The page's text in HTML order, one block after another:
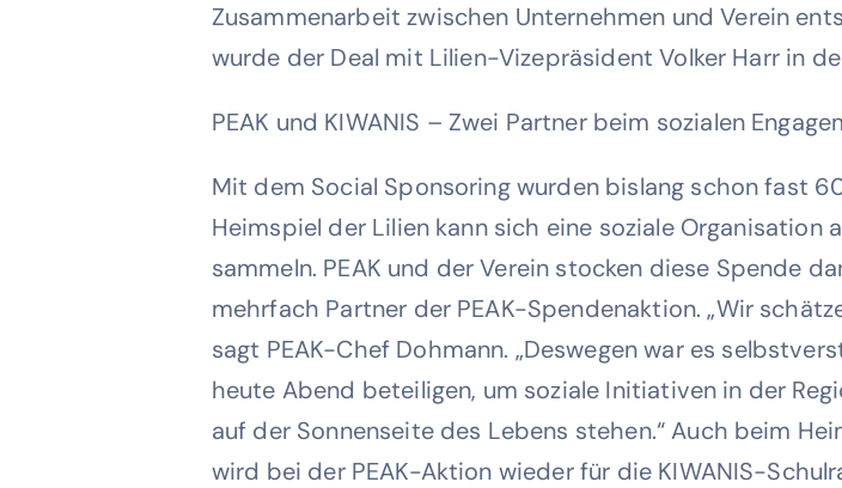
Zusammenarbeit zwischen Unternehmen und Verein
wurde der Deal mit Lilien-Vizepräsident Volker Harr in
PEAK und KIWANIS – Zwei Partner beim sozialen
Mit dem Social Sponsoring wurden bislang schon fast
Heimspiel der Lilien kann sich eine soziale Organisation
sammeln. PEAK und der Verein stocken diese Spende
mehrfach Partner der PEAK-Spendenaktion. „Wir
sagt PEAK-Chef Dohmann. „Deswegen war es
heute Abend beteiligen, um soziale Initiativen in der
auf der Sonnenseite des Lebens stehen.“ Auch beim
wird bei der PEAK-Aktion wieder für die KIWANIS-